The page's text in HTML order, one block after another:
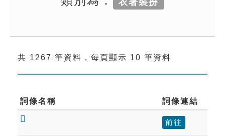
成語故事
索引選單
單字索引
生命大百科索引
共 1267 筆資料，每頁顯示 10 筆資料
詞條名稱 詞條連結
 前往